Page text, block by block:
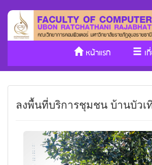
หน้าแรก
เ
ประกันคุณภาพ
SDGs
ลงพื้นที่บริการชุมชน บ้านบัวเ